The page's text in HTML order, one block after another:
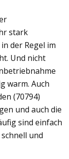
stark
der Regel im
Und nicht
warm. Auch
(70794)
und auch die
sind einfach
und